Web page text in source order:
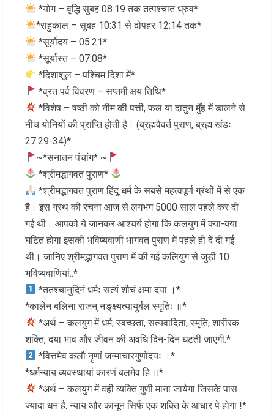
*योग – वृद्धि सुबह 08:19 तक तत्पश्चात ध्रुव*
*राहुकाल – सुबह 10:31 से दोपहर 12:14 तक*
*सूर्योदय – 05:21*
*सूर्यास्त – 07:08*
*दिशाशूल – पश्चिम दिशा में*
*व्रत पर्व विवरण – सप्तमी क्षय तिथि*
*विशेष – षष्ठी को नीम की पत्ती, फल या दातुन मुँह में डालने से
नीच योनियों की प्राप्ति होती है। (ब्रह्मवैवर्त पुराण, ब्रह्म खंडः
27.29-34)*
~*सनातन पंचांग* ~
*श्रीमद्भागवत पुराण*
*श्रीमद्भागवत पुराण हिंदू धर्म के सबसे महत्वपूर्ण ग्रंथों में से एक
है। इस ग्रंथ की रचना आज से लगभग 5000 साल पहले कर दी
गई थी। आपको ये जानकर आश्चर्य होगा कि कलयुग में क्या-क्या
घटित होगा इसकी भविष्यवाणी भागवत पुराण में पहले ही दे दी गई
थी। जानिए श्रीमद्भागवत पुराण में की गई कलियुग से जुड़ी 10
भविष्यवाणियां..*
*ततश्चानुदिनं धर्मः सत्यं शौचं क्षमा दया ।*
*कालेन बलिना राजन् नङ्‌क्ष्यत्यायुर्बलं स्मृतिः ॥*
*अर्थ – कलयुग में धर्म, स्वच्छता, सत्यवादिता, स्मृति, शारीरक
शक्ति, दया भाव और जीवन की अवधि दिन-दिन घटती जाएगी.*
*वित्तमेव कलौ नॄणां जन्माचारगुणोदयः ।*
*धर्मन्याय व्यवस्थायां कारणं बलमेव हि ॥*
*अर्थ – कलयुग में वही व्यक्ति गुणी माना जायेगा जिसके पास
ज्यादा धन है. न्याय और कानून सिर्फ एक शक्ति के आधार पे होगा !*